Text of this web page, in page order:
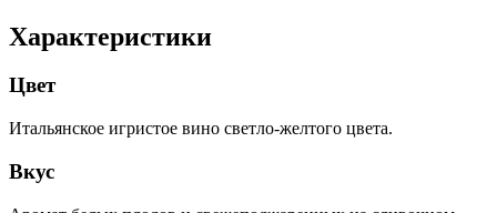
Характеристики
Цвет
Итальянское игристое вино светло-желтого цвета.
Вкус